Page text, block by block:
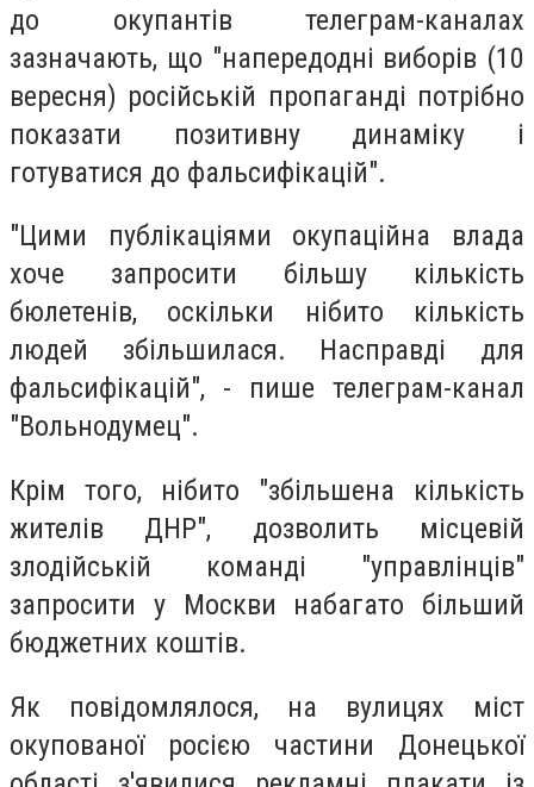
до окупантів телеграм-каналах
зазначають, що "напередодні виборів (10
вересня) російській пропаганді потрібно
показати позитивну динаміку і
готуватися до фальсифікацій".
"Цими публікаціями окупаційна влада
хоче запросити більшу кількість
бюлетенів, оскільки нібито кількість
людей збільшилася. Насправді для
фальсифікацій", - пише телеграм-канал
"Вольнодумец".
Крім того, нібито "збільшена кількість
жителів ДНР", дозволить місцевій
злодійській команді "управлінців"
запросити у Москви набагато більший
бюджетних коштів.
Як повідомлялося, на вулицях міст
окупованої росією частини Донецької